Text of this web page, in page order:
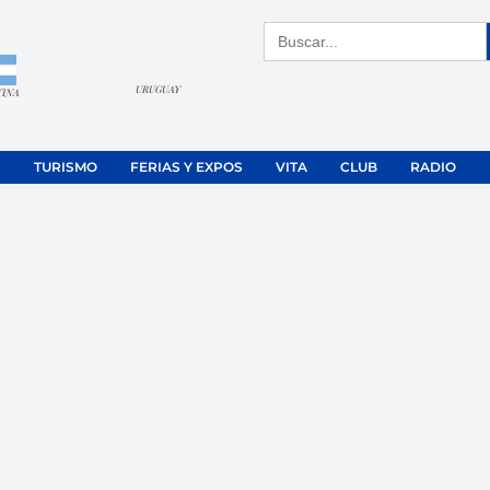
URUGUAY
Buscar:
TURISMO FERIAS Y EXPOS VITA CLUB RADIO